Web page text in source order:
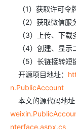
（1）获取许可令
（2）获取微信服
（3）上传、下载
（4）创建、显示
（5）长链接转短
开源项目地址：
n.PublicAccount
本文的源代码地址
nterface.aspx.cs